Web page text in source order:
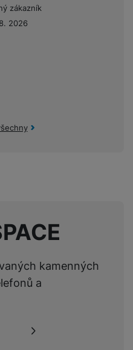
zákazník
2026
kamenných
a